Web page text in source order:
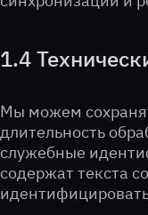
1.4
Мы можем
длительность
служебные
содержат текста